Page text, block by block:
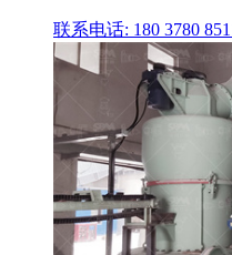
联系电话: 180 3780